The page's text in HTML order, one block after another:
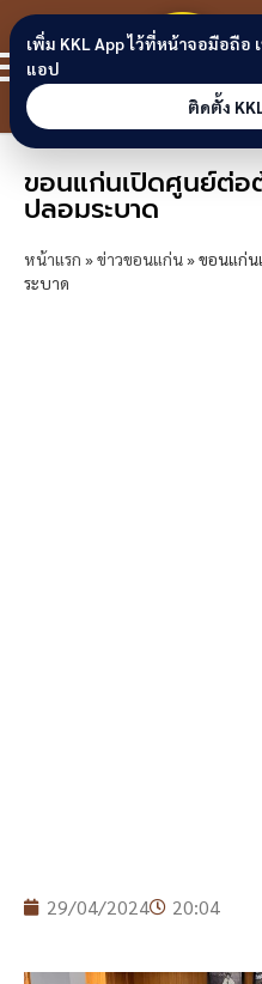
Skip to content
ขอนแก่นเปิดศูนย์ต่อ
ปลอมระบาด
หน้าแรก »ข่าวขอนแก่น»ขอนแก่น
ระบาด
29/04/2024 20:04
เพิ่ม KKL App ไว้ที่หน้าจอมือถือ
แอป
ติดตั้ง